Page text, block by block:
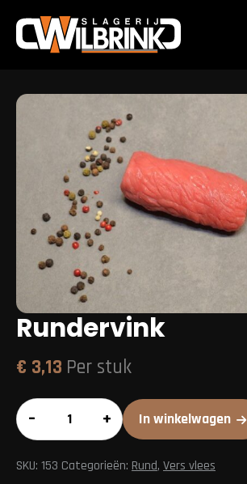
Rundervink
€ 3,13 Per stuk
Rundervink
aantal
– + In winkelwagen
SKU: 153 Categorieën: Rund, Vers vlees